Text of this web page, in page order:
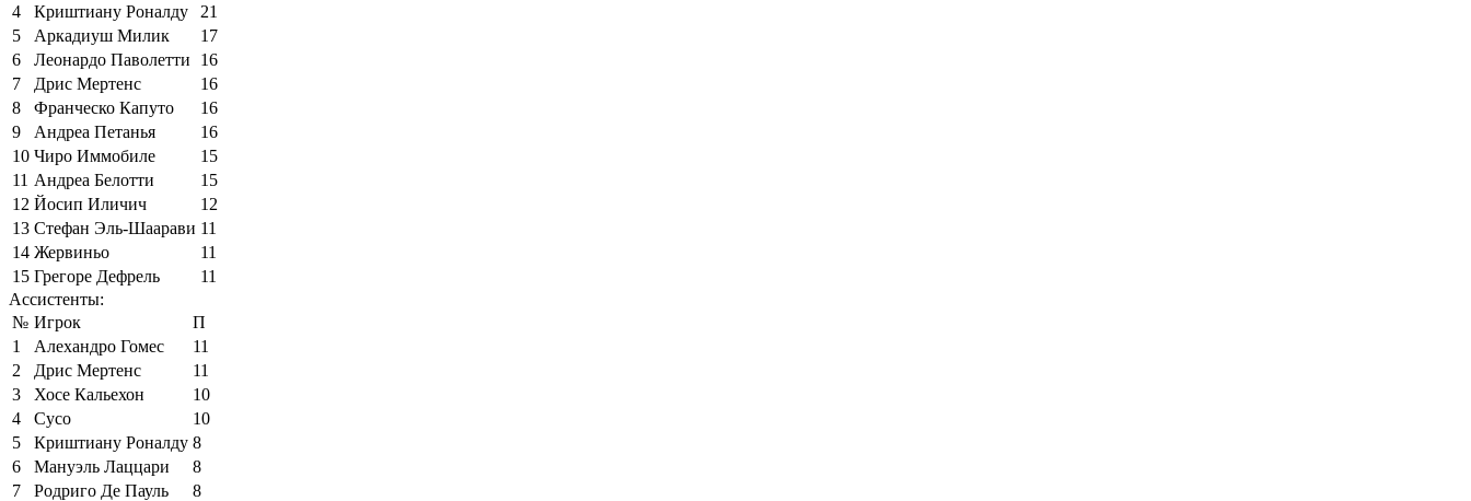
4
Криштиану Роналду
21
5
Аркадиуш Милик
17
6
Леонардо Паволетти
16
7
Дрис Мертенс
16
8
Франческо Капуто
16
9
Андреа Петанья
16
10 Чиро Иммобиле
15
11 Андреа Белотти
15
12 Йосип Иличич
12
13 Стефан Эль-Шаарави 11
14 Жервиньо
11
15 Грегоре Дефрель
11
Ассистенты:
№ Игрок
П
1
Алехандро Гомес
11
2
Дрис Мертенс
11
3
Хосе Кальехон
10
4
Сусо
10
5
Криштиану Роналду 8
6
Мануэль Лаццари
8
7
Родриго Де Пауль
8